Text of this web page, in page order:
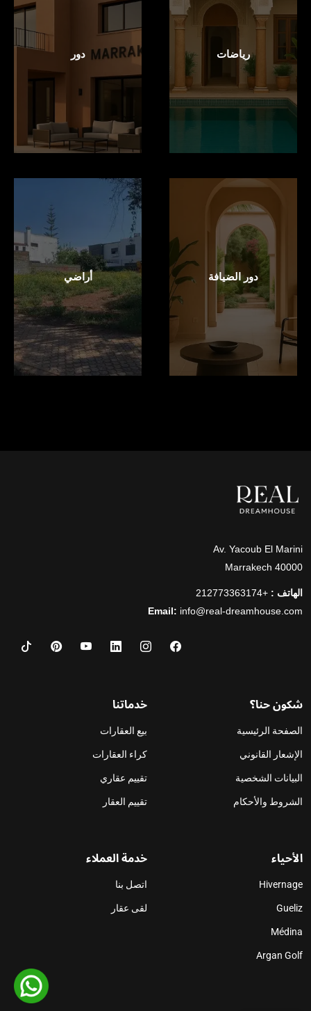
رياضات دور
دور الضيافة أراضي
Av. Yacoub El Marini
40000 Marrakech
الهاتف : +212773363174
Email: info@real-dreamhouse.com
شكون حنا؟
الصفحة الرئيسية
الإشعار القانوني
البيانات الشخصية
الشروط والأحكام
خدماتنا
بيع العقارات
كراء العقارات
تقييم عقاري
تقييم العقار
الأحياء
Hivernage
Gueliz
Médina
Argan Golf
خدمة العملاء
اتصل بنا
لقى عقار